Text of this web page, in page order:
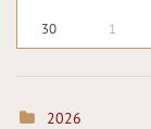
30 1
2026